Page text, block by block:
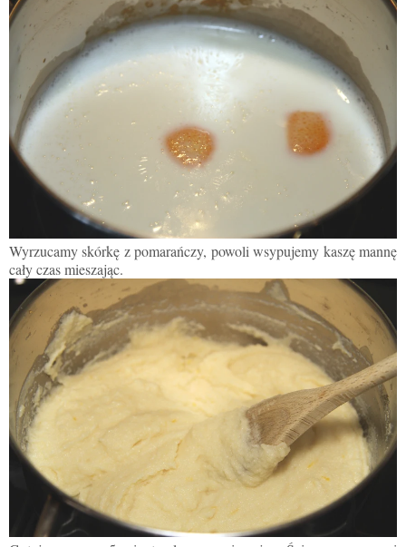
Wyrzucamy skórkę z pomarańczy, powoli wsypujemy kaszę mannę
cały czas mieszając.